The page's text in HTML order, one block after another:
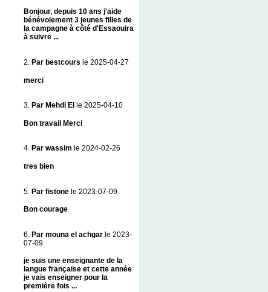
Bonjour, depuis 10 ans j'aide
bénévolement 3 jeunes filles de
la campagne à côté d'Essaouira
à suivre ...
2. Par bestcours le 2025-04-27
merci
3. Par Mehdi El le 2025-04-10
Bon travail Merci
4. Par wassim le 2024-02-26
tres bien
5. Par fistone le 2023-07-09
Bon courage
6. Par mouna el achgar le 2023-
07-09
je suis une enseignante de la
langue française et cette année
je vais enseigner pour la
première fois ...